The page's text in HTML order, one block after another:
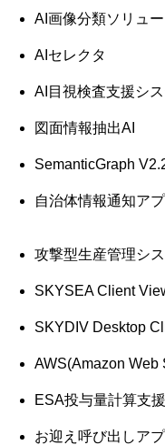
AI画像分類ソリュ
AIセレクタ
AI目視検査支援シ
図面情報抽出AI
SemanticGraph
自治体情報通知アプ
攻撃型生産管理シ
SKYSEA Client
SKYDIV Desktop
AWS(Amazon Web
ESA投与量計算支
お迎え呼び出しアプ